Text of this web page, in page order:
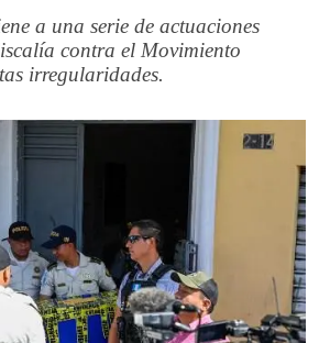
a una serie de actuaciones
contra el Movimiento
irregularidades.